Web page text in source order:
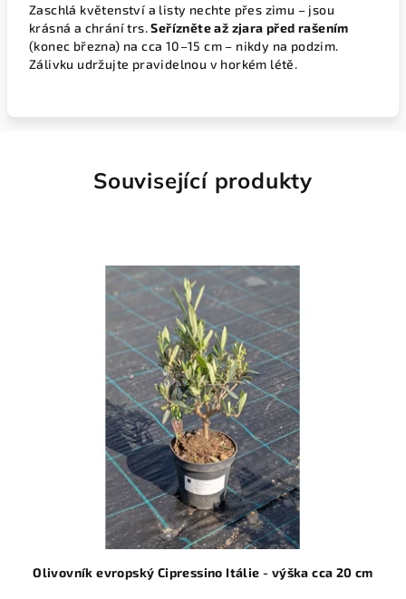
Zaschlá květenství a listy nechte přes zimu – jsou
krásná a chrání trs.Seřízněte až zjara před rašením
(konec března) na cca 10–15 cm – nikdy na podzim.
Zálivku udržujte pravidelnou v horkém létě.
Související produkty
Olivovník evropský Cipressino Itálie - výška cca 20 cm